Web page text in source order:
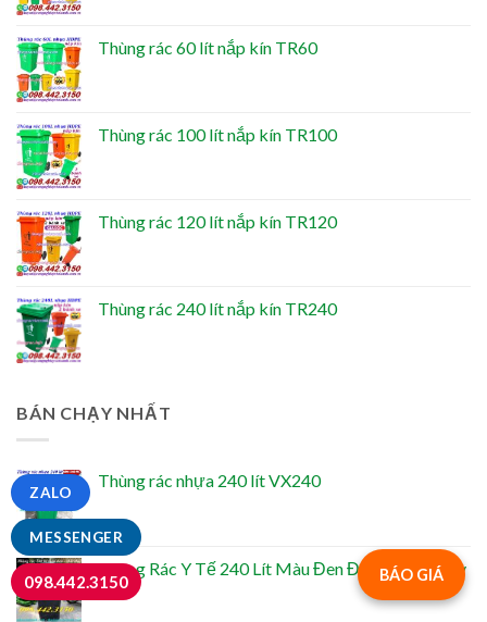
Thùng rác 60 lít nắp kín TR60
Thùng rác 100 lít nắp kín TR100
Thùng rác 120 lít nắp kín TR120
Thùng rác 240 lít nắp kín TR240
BÁN CHẠY NHẤT
Thùng rác nhựa 240 lít VX240
Thùng Rác Y Tế 240 Lít Màu Đen Đựng Rác Nguy
Hại
BÁO GIÁ
MESSENGER
ZALO
098.442.3150